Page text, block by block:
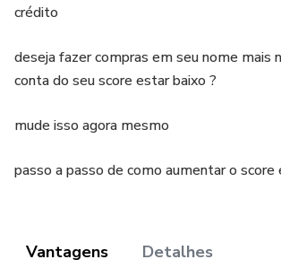
crédito
deseja fazer compras em seu nome mais
conta do seu score estar baixo ?
mude isso agora mesmo
passo a passo de como aumentar o score
Vantagens Detalhes